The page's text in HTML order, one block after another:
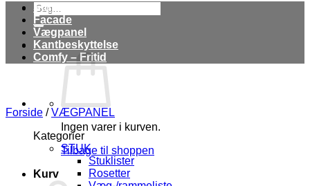
Søg
efter:
Ingen varer i kurven.
Tilbage til shoppen
Kurv
Stuk
Facade
Vægpanel
Kantbeskyttelse
Comfy – Fritid
Forside / VÆGPANEL
Kategorier
STUK
Stuklister
Rosetter